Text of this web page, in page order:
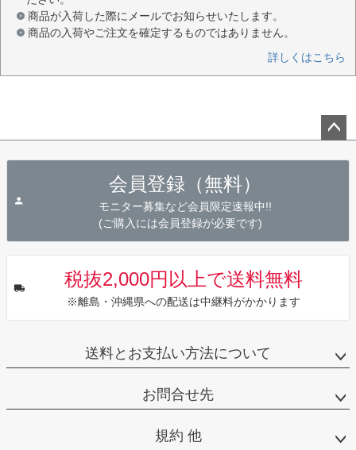
商品が入荷した際にメールでお知らせいたします。
商品の入荷やご注文を確定するものではありません。
詳しくはこちら
会員登録（無料）
モニター募集など会員限定速報中!!
(ご購入には会員登録が必要です)
税抜2,000円以上で送料無料
※離島・沖縄県への配送は中継料がかかります
送料とお支払い方法について
お問合せ先
規約 他